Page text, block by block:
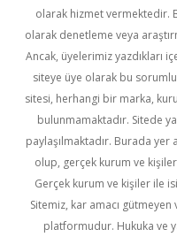
olarak hizmet vermektedir.
olarak denetleme veya
Ancak, üyelerimiz yazdıkları
siteye üye olarak bu
sitesi, herhangi bir marka,
bulunmamaktadır. Sitede
paylaşılmaktadır. Burada
olup, gerçek kurum ve
Gerçek kurum ve kişiler ile
Sitemiz, kar amacı
platformudur. Hukuka ve